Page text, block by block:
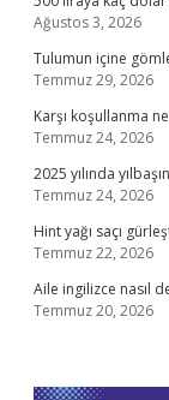
Ağustos 3, 2026
Tulumun içine
Temmuz 29, 2026
Karşı koşullanma
Temmuz 24, 2026
2025 yılında
Temmuz 24, 2026
Hint yağı saçı
Temmuz 22, 2026
Aile ingilizce nasıl
Temmuz 20, 2026